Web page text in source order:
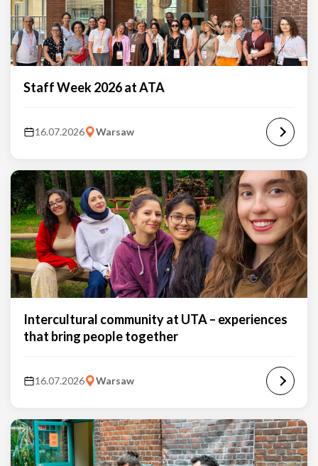
Staff Week 2026 at ATA
16.07.2026 Warsaw
Intercultural community at UTA – experiences
that bring people together
16.07.2026 Warsaw